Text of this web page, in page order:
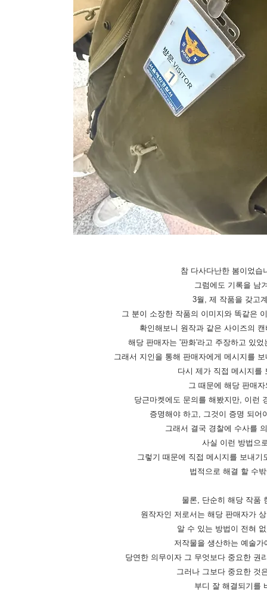
참 다사다난한 봄이었습
그럼에도 기록을 남
3월, 제 작품을 갖고
그 분이 소장한 작품의 이미지와 똑같은
확인해보니 원작과 같은 사이즈의
해당 판매자는 '판화'라고 주장하고 있
그래서 지인을 통해 판매자에게 메시지를
다시 제가 직접 메시지를
그 때문에 해당 판매
당근마켓에도 문의를 해봤지만, 이런
증명해야 하고, 그것이 증명 되어
그래서 결국 경찰에 수사를
사실 이런 방법으
그렇기 때문에 직접 메시지를 보내
법적으로 해결 할 수
물론, 단순히 해당 작품
원작자인 저로서는 해당 판매자가
알 수 있는 방법이 전혀
저작물을 생산하는 예술
당연한 의무이자 그 무엇보다 중요한 권
그러나 그보다 중요한 것
부디 잘 해결되기를